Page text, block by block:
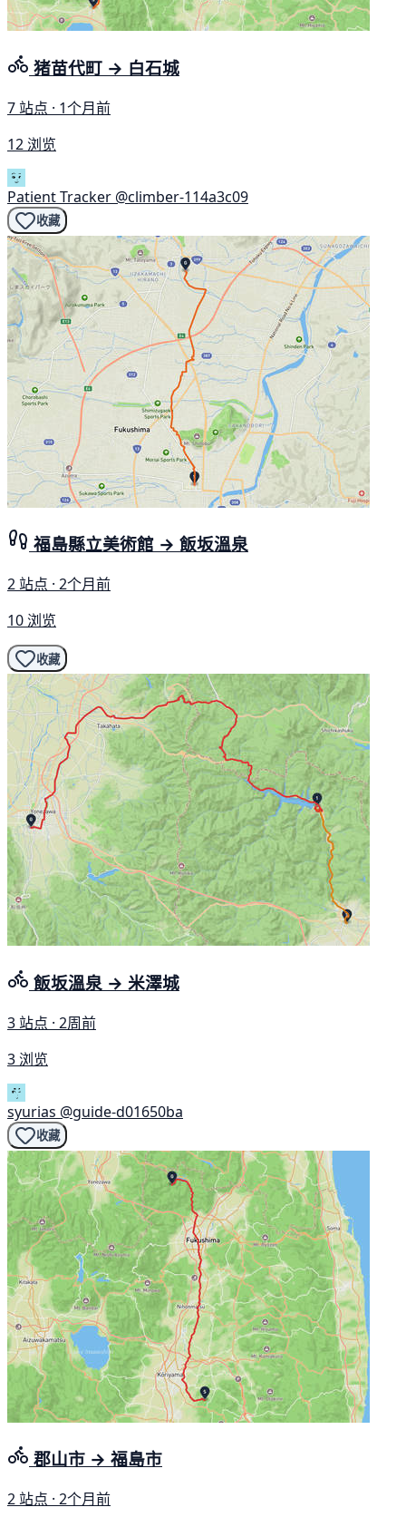
猪苗代町 → 白石城
7 站点 · 1个月前
12 浏览
Patient Tracker @climber-114a3c09
收藏
福島縣立美術館 → 飯坂溫泉
2 站点 · 2个月前
10 浏览
收藏
飯坂溫泉 → 米澤城
3 站点 · 2周前
3 浏览
syurias @guide-d01650ba
收藏
郡山市 → 福島市
2 站点 · 2个月前